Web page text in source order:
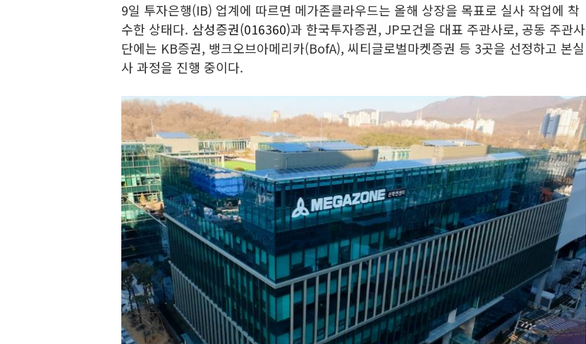
9일 투자은행(IB) 업계에 따르면 메가존클라우드는 올해 상장을 목표로 실사 작업에 착
수한 상태다. 삼성증권(016360)과 한국투자증권, JP모건을 대표 주관사로, 공동 주관사
단에는 KB증권, 뱅크오브아메리카(BofA), 씨티글로벌마켓증권 등 3곳을 선정하고 본실
사 과정을 진행 중이다.